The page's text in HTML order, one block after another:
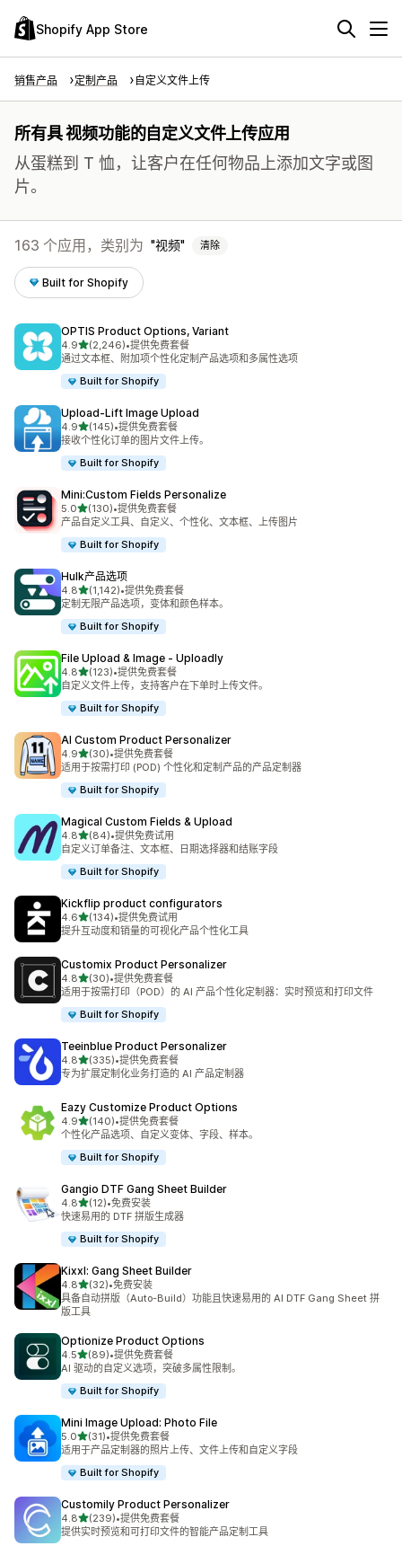
Shopify App Store
销售产品 定制产品 自定义文件上传
所有具 视频功能的自定义文件上传应用
从蛋糕到 T 恤，让客户在任何物品上添加文字或图
片。
163 个应用，类别为 视频 清除
Built for Shopify
OPTIS Product Options, Variant
4.9星（满分 5 星）
(2,246)
总共 2246 条评论
•提供免费套餐
通过文本框、附加项个性化定制产品选项和多属性选项
Built for Shopify
Upload‑Lift Image Upload
4.9星（满分 5 星）
(145)
总共 145 条评论
•提供免费套餐
接收个性化订单的图片文件上传。
Built for Shopify
Mini:Custom Fields Personalize
5.0星（满分 5 星）
(130)
总共 130 条评论
•提供免费套餐
产品自定义工具、自定义、个性化、文本框、上传图片
Built for Shopify
Hulk产品选项
4.8星（满分 5 星）
(1,142)
总共 1142 条评论
•提供免费套餐
定制无限产品选项，变体和颜色样本。
Built for Shopify
File Upload & Image ‑ Uploadly
4.8星（满分 5 星）
(123)
总共 123 条评论
•提供免费套餐
自定义文件上传，支持客户在下单时上传文件。
Built for Shopify
AI Custom Product Personalizer
4.9星（满分 5 星）
(30)
总共 30 条评论
•提供免费套餐
适用于按需打印 (POD) 个性化和定制产品的产品定制器
Built for Shopify
Magical Custom Fields & Upload
4.8星（满分 5 星）
(84)
总共 84 条评论
•提供免费试用
自定义订单备注、文本框、日期选择器和结账字段
Built for Shopify
Kickflip product configurators
4.6星（满分 5 星）
(134)
总共 134 条评论
•提供免费试用
提升互动度和销量的可视化产品个性化工具
Customix Product Personalizer
4.8星（满分 5 星）
(30)
总共 30 条评论
•提供免费套餐
适用于按需打印（POD）的 AI 产品个性化定制器：实时预览和打印文件
Built for Shopify
Teeinblue Product Personalizer
4.8星（满分 5 星）
(335)
总共 335 条评论
•提供免费套餐
专为扩展定制化业务打造的 AI 产品定制器
Eazy Customize Product Options
4.9星（满分 5 星）
(140)
总共 140 条评论
•提供免费套餐
个性化产品选项、自定义变体、字段、样本。
Built for Shopify
Gangio DTF Gang Sheet Builder
4.8星（满分 5 星）
(12)
总共 12 条评论
•免费安装
快速易用的 DTF 拼版生成器
Built for Shopify
Kixxl: Gang Sheet Builder
4.8星（满分 5 星）
(32)
总共 32 条评论
•免费安装
具备自动拼版（Auto-Build）功能且快速易用的 AI DTF Gang Sheet 拼
版工具
Optionize Product Options
4.5星（满分 5 星）
(89)
总共 89 条评论
•提供免费套餐
AI 驱动的自定义选项，突破多属性限制。
Built for Shopify
Mini Image Upload: Photo File
5.0星（满分 5 星）
(31)
总共 31 条评论
•提供免费套餐
适用于产品定制器的照片上传、文件上传和自定义字段
Built for Shopify
Customily Product Personalizer
4.8星（满分 5 星）
(239)
总共 239 条评论
•提供免费套餐
提供实时预览和可打印文件的智能产品定制工具